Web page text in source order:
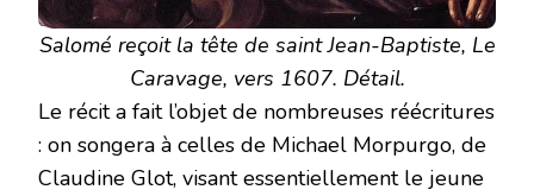
Salomé reçoit la tête de saint Jean-Baptiste, Le
Caravage, vers 1607. Détail.
Le récit a fait l’objet de nombreuses réécritures
: on songera à celles de Michael Morpurgo, de
Claudine Glot, visant essentiellement le jeune